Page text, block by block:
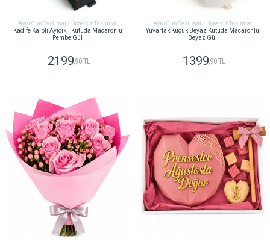
Aynı Gün Teslimat / Ücretsiz Teslimat
Kadife Kalpli Ayıcıklı Kutuda Macaronlu
Pembe Gül
2199,90 TL
Aynı Gün Teslimat / Ücretsiz Teslimat
Yuvarlak Küçük Beyaz Kutuda Macaronlu
Beyaz Gül
1399,90 TL